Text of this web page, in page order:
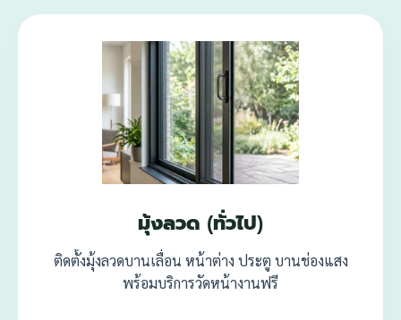
มุ้งลวด (ทั่วไป)
ติดตั้งมุ้งลวดบานเลื่อน หน้าต่าง ประตู บานช่องแสง
พร้อมบริการวัดหน้างานฟรี